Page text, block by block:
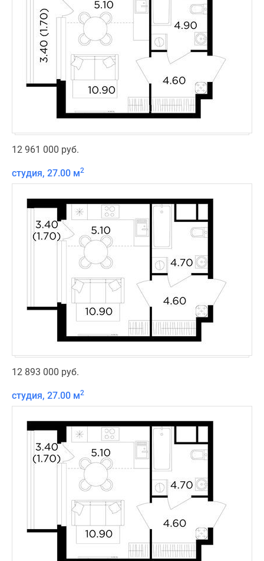
12 961 000 руб.
студия, 27.00 м2
12 893 000 руб.
студия, 27.00 м2